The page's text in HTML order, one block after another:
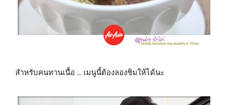
สำหรับคนทานเนื้อ … เมนูนี้ต้องลองชิมให้ได้นะ